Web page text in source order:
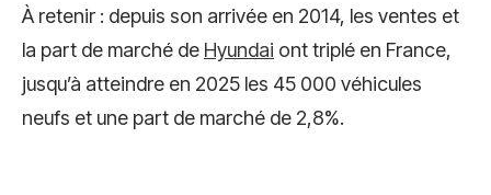
À retenir : depuis son arrivée en 2014, les ventes et
la part de marché de Hyundai ont triplé en France,
jusqu’à atteindre en 2025 les 45 000 véhicules
neufs et une part de marché de 2,8%.